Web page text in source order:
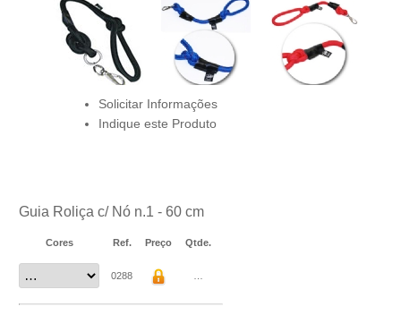
Solicitar Informações
Indique este Produto
Guia Roliça c/ Nó n.1 - 60 cm
Cores Ref. Preço Qtde.
0288